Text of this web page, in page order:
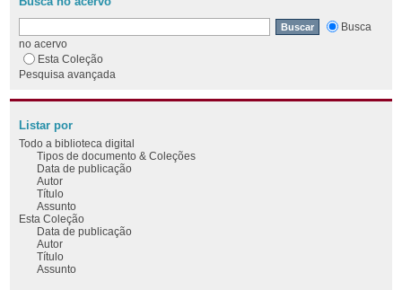
Busca
no acervo
Esta Coleção
Pesquisa avançada
Listar por
Todo a biblioteca digital
Tipos de documento & Coleções
Data de publicação
Autor
Título
Assunto
Esta Coleção
Data de publicação
Autor
Título
Assunto